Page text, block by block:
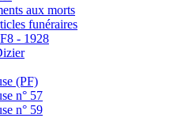
aux morts
funéraires
- 1928
(PF)
n° 57
n° 59